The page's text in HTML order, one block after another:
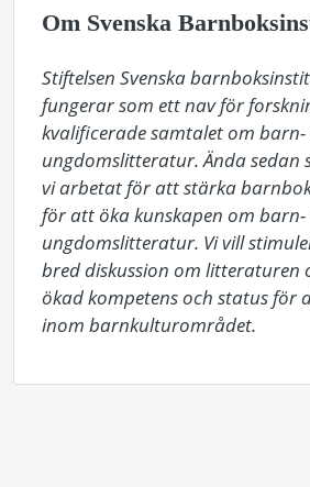
Om Svenska
Stiftelsen Svenska
fungerar som ett nav för
kvalificerade samtalet om barn-
ungdomslitteratur. Ända sedan
vi arbetat för att stärka
för att öka kunskapen om barn-
ungdomslitteratur. Vi vill
bred diskussion om litteraturen
ökad kompetens och status för
inom barnkulturområdet.